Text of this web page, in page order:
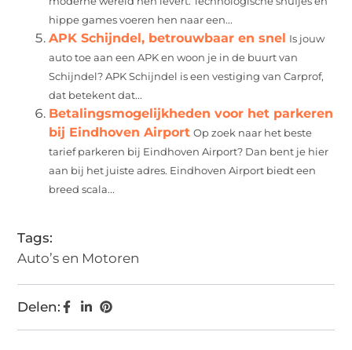
hippe games voeren hen naar een...
APK Schijndel, betrouwbaar en snel Is jouw
auto toe aan een APK en woon je in de buurt van
Schijndel? APK Schijndel is een vestiging van Carprof,
dat betekent dat...
Betalingsmogelijkheden voor het parkeren
bij Eindhoven Airport Op zoek naar het beste
tarief parkeren bij Eindhoven Airport? Dan bent je hier
aan bij het juiste adres. Eindhoven Airport biedt een
breed scala...
Tags:
Auto’s en Motoren
Delen: